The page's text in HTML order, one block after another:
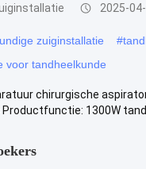
2025-
zuiginstallatie #
voor tandheelkunde
chirurgische
1300W